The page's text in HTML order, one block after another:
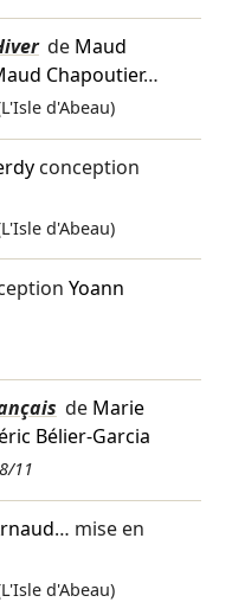
de Maud
Chapoutier…
d'Abeau)
conception
d'Abeau)
Yoann
de Marie
Bélier-Garcia
11
… mise en
d'Abeau)